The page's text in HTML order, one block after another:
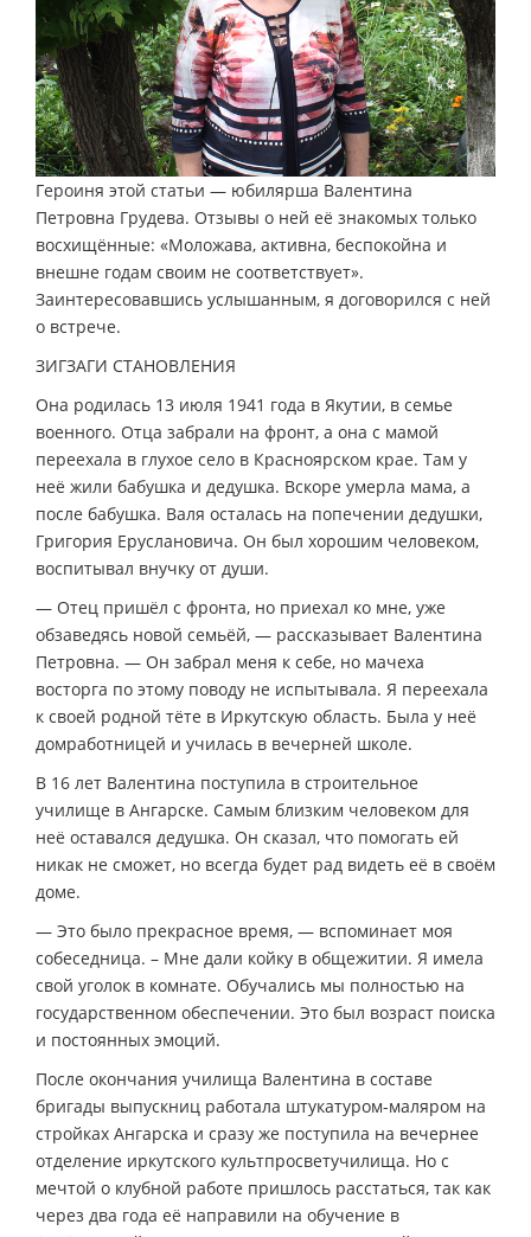
Героиня этой статьи — юбилярша Валентина
Петровна Грудева. Отзывы о ней её знакомых только
восхищённые: «Моложава, активна, беспокойна и
внешне годам своим не соответствует».
Заинтересовавшись услышанным, я договорился с ней
о встрече.
ЗИГЗАГИ СТАНОВЛЕНИЯ
Она родилась 13 июля 1941 года в Якутии, в семье
военного. Отца забрали на фронт, а она с мамой
переехала в глухое село в Красноярском крае. Там у
неё жили бабушка и дедушка. Вскоре умерла мама, а
после бабушка. Валя осталась на попечении дедушки,
Григория Еруслановича. Он был хорошим человеком,
воспитывал внучку от души.
— Отец пришёл с фронта, но приехал ко мне, уже
обзаведясь новой семьёй, — рассказывает Валентина
Петровна. — Он забрал меня к себе, но мачеха
восторга по этому поводу не испытывала. Я переехала
к своей родной тёте в Иркутскую область. Была у неё
домработницей и училась в вечерней школе.
В 16 лет Валентина поступила в строительное
училище в Ангарске. Самым близким человеком для
неё оставался дедушка. Он сказал, что помогать ей
никак не сможет, но всегда будет рад видеть её в своём
доме.
— Это было прекрасное время, — вспоминает моя
собеседница. – Мне дали койку в общежитии. Я имела
свой уголок в комнате. Обучались мы полностью на
государственном обеспечении. Это был возраст поиска
и постоянных эмоций.
После окончания училища Валентина в составе
бригады выпускниц работала штукатуром-маляром на
стройках Ангарска и сразу же поступила на вечернее
отделение иркутского культпросветучилища. Но с
мечтой о клубной работе пришлось расстаться, так как
через два года её направили на обучение в